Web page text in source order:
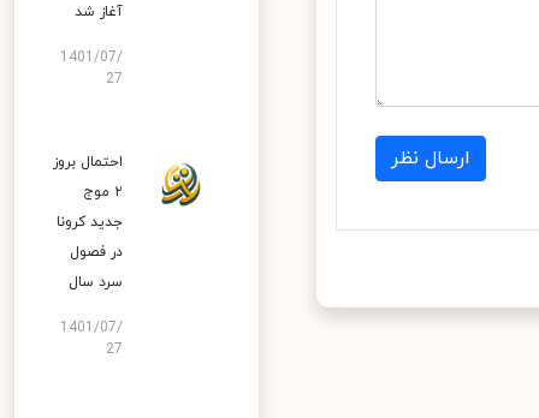
ارسال نظر
آغاز شد
1401/07/
27
احتمال بروز
۲ موج
جدید کرونا
در فصول
سرد سال
1401/07/
27